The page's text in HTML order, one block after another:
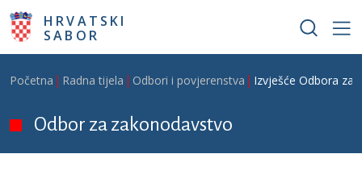
Skoči na glavni sadržaj
HRVATSKI
SABOR
Breadcrumb
Početna Radna tijela Odbori i povjerenstva Izvješće Odbora za
Odbor za zakonodavstvo